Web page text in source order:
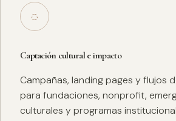
◌
Captación cultural e impacto
Campañas, landing pages y flujos
para fundaciones, nonprofit,
culturales y programas